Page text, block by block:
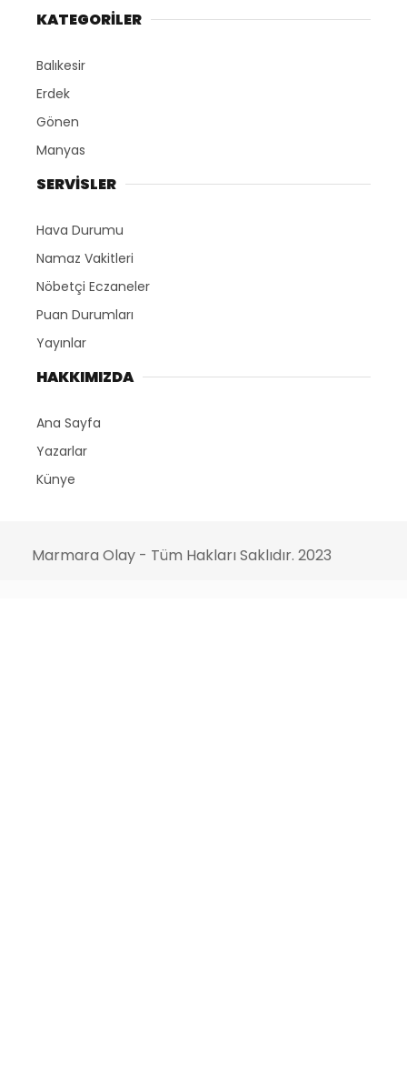
KATEGORİLER
Balıkesir
Erdek
Gönen
Manyas
SERVİSLER
Hava Durumu
Namaz Vakitleri
Nöbetçi Eczaneler
Puan Durumları
Yayınlar
HAKKIMIZDA
Ana Sayfa
Yazarlar
Künye
Marmara Olay - Tüm Hakları Saklıdır. 2023